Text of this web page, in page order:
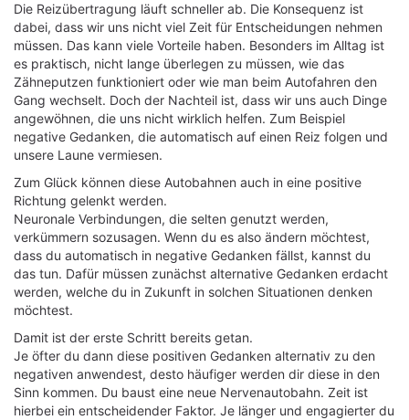
Die Reizübertragung läuft schneller ab. Die Konsequenz ist
dabei, dass wir uns nicht viel Zeit für Entscheidungen nehmen
müssen. Das kann viele Vorteile haben. Besonders im Alltag ist
es praktisch, nicht lange überlegen zu müssen, wie das
Zähneputzen funktioniert oder wie man beim Autofahren den
Gang wechselt. Doch der Nachteil ist, dass wir uns auch Dinge
angewöhnen, die uns nicht wirklich helfen. Zum Beispiel
negative Gedanken, die automatisch auf einen Reiz folgen und
unsere Laune vermiesen.
Zum Glück können diese Autobahnen auch in eine positive
Richtung gelenkt werden.
Neuronale Verbindungen, die selten genutzt werden,
verkümmern sozusagen. Wenn du es also ändern möchtest,
dass du automatisch in negative Gedanken fällst, kannst du
das tun. Dafür müssen zunächst alternative Gedanken erdacht
werden, welche du in Zukunft in solchen Situationen denken
möchtest.
Damit ist der erste Schritt bereits getan.
Je öfter du dann diese positiven Gedanken alternativ zu den
negativen anwendest, desto häufiger werden dir diese in den
Sinn kommen. Du baust eine neue Nervenautobahn. Zeit ist
hierbei ein entscheidender Faktor. Je länger und engagierter du